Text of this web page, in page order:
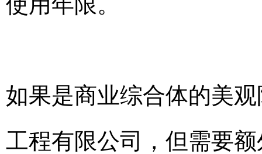
如果是商业综合体的美
工程有限公司，但需要